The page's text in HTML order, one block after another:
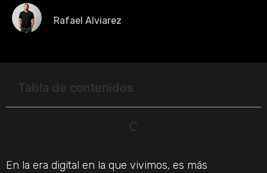
Rafael Alviarez
Tabla de contenidos
En la era digital en la que vivimos, es más